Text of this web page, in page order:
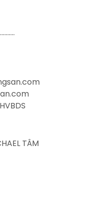
TÂM